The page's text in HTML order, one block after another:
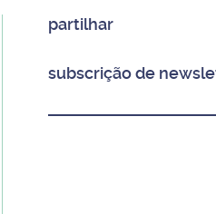
partilhar
subscrição de